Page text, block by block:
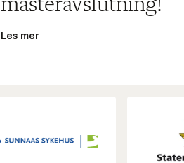
masteravslutning!
Les mer